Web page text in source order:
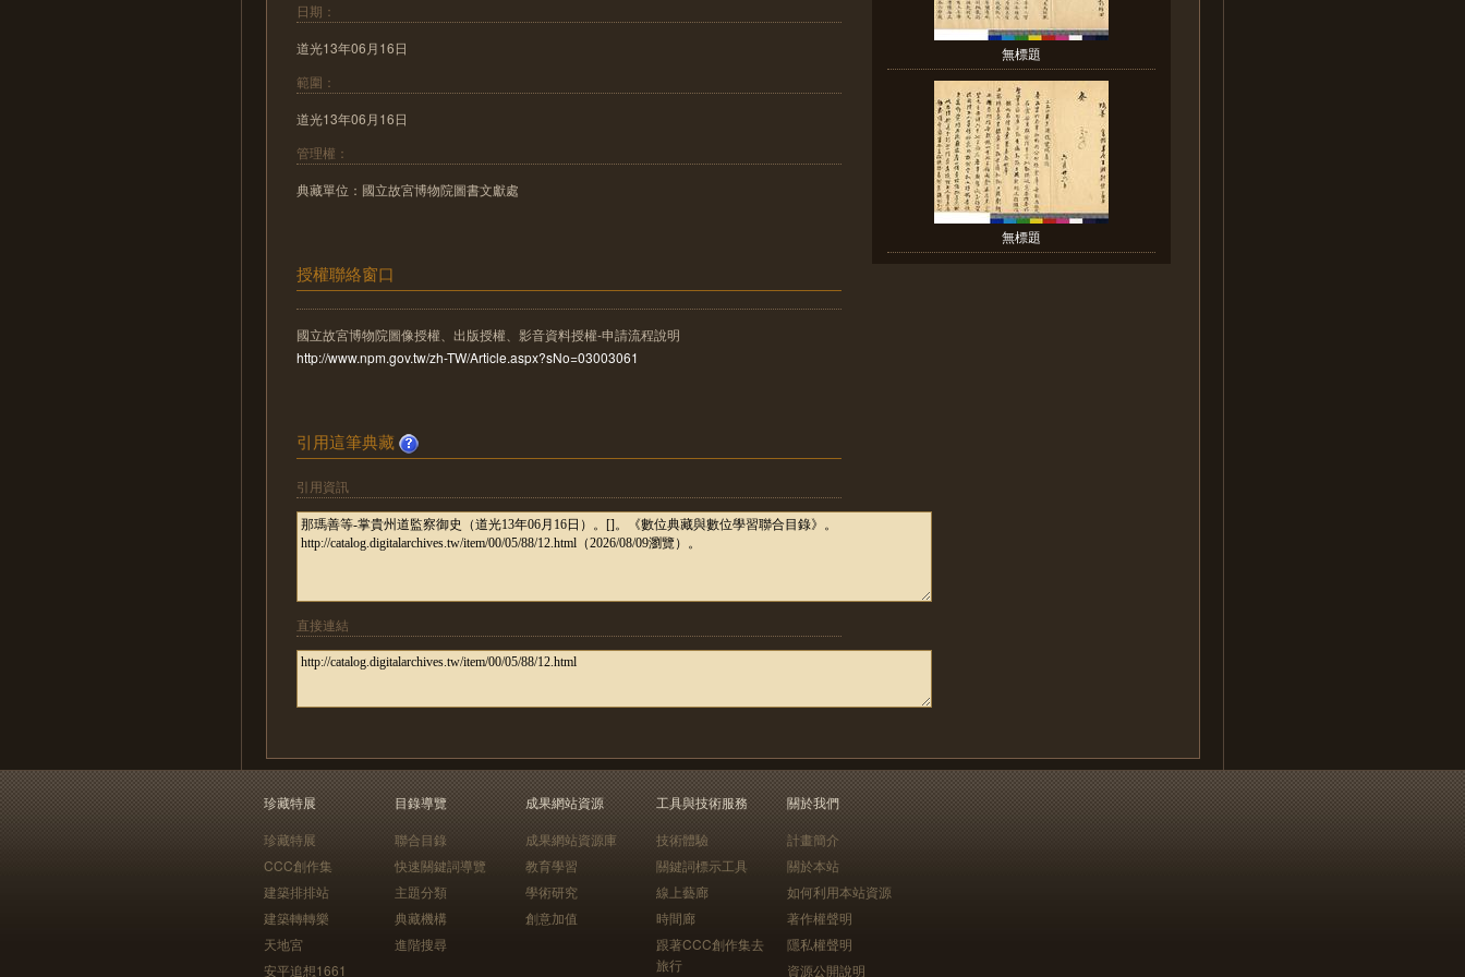
日期：
道光13年06月16日
範圍：
道光13年06月16日
管理權：
典藏單位：國立故宮博物院圖書文獻處
授權聯絡窗口
國立故宮博物院圖像授權、出版授權、影音資料授權-申請流程說明
http://www.npm.gov.tw/zh-TW/Article.aspx?sNo=03003061
引用這筆典藏
引用資訊
直接連結
無標題
無標題
珍藏特展
珍藏特展
CCC創作集
建築排排站
建築轉轉樂
天地宮
安平追想1661
目錄導覽
聯合目錄
快速關鍵詞導覽
主題分類
典藏機構
進階搜尋
成果網站資源
成果網站資源庫
教育學習
學術研究
創意加值
工具與技術服務
技術體驗
關鍵詞標示工具
線上藝廊
時間廊
跟著CCC創作集去
旅行
關於我們
計畫簡介
關於本站
如何利用本站資源
著作權聲明
隱私權聲明
資源公開說明